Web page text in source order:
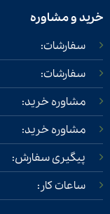
خرید و مشاوره
سفارشات:
سفارشات:
مشاوره خرید:
مشاوره خرید:
پیگیری سفارش:
ساعات کار: